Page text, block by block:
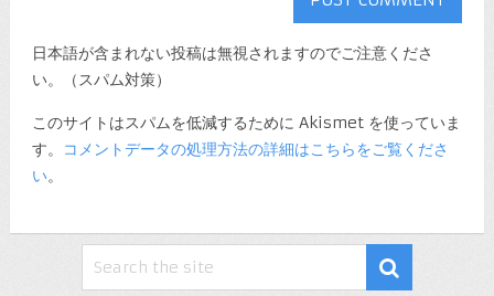
日本語が含まれない投稿は無視されますのでご注意くださ
い。（スパム対策）
このサイトはスパムを低減するために Akismet を使っていま
す。
コメントデータの処理方法の詳細はこちらをご覧くださ
い。